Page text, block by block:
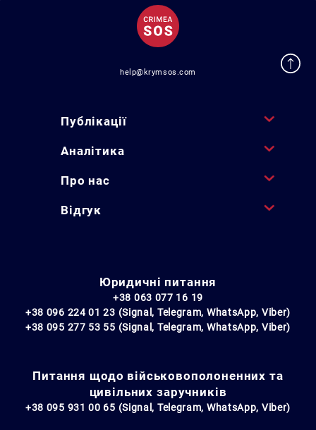
help@krymsos.com
Публікації
Аналітика
Про нас
Відгук
Юридичні питання
+38 063 077 16 19
+38 096 224 01 23 (Signal, Telegram, WhatsApp, Viber)
+38 095 277 53 55 (Signal, Telegram, WhatsApp, Viber)
Питання щодо військовополоненних та
цивільних заручників
+38 095 931 00 65 (Signal, Telegram, WhatsApp, Viber)